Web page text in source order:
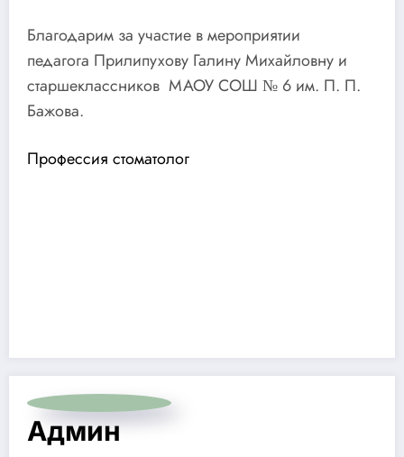
Благодарим за участие в мероприятии
педагога Прилипухову Галину Михайловну и
старшеклассников МАОУ СОШ № 6 им. П. П.
Бажова.
Профессия стоматолог
Админ